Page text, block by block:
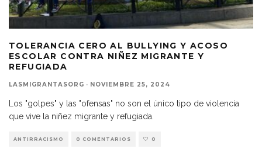
TOLERANCIA CERO AL BULLYING Y ACOSO
ESCOLAR CONTRA NIÑEZ MIGRANTE Y
REFUGIADA
LASMIGRANTASORG · NOVIEMBRE 25, 2024
Los "golpes" y las "ofensas" no son el único tipo de violencia
que vive la niñez migrante y refugiada.
ANTIRRACISMO 0 COMENTARIOS 0